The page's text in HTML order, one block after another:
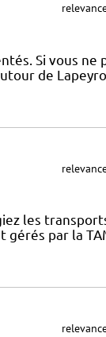
Si vous ne
de
les
par la